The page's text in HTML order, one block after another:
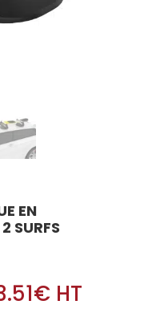
EN
SURFS
€HT